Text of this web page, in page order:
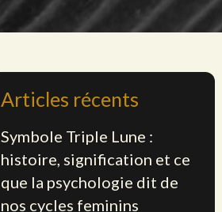
Articles récents
Symbole Triple Lune :
histoire, signification et ce
que la psychologie dit de
nos cycles feminins